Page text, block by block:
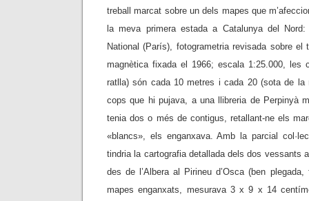
treball marcat sobre un dels mapes que
la meva primera estada a Catalunya del Nord:
National (París), fotogrametria revisada sobre el
magnètica fixada el 1966; escala 1:25.000, les
ratlla) són cada 10 metres i cada 20 (sota de la
cops que hi pujava, a una llibreria de Perpinyà
tenia dos o més de contigus, retallant-ne els
«blancs», els enganxava. Amb la parcial
tindria la cartografia detallada dels dos vessants
des de l’Albera al Pirineu d’Osca (ben
mapes enganxats, mesurava 3 x 9 x 14